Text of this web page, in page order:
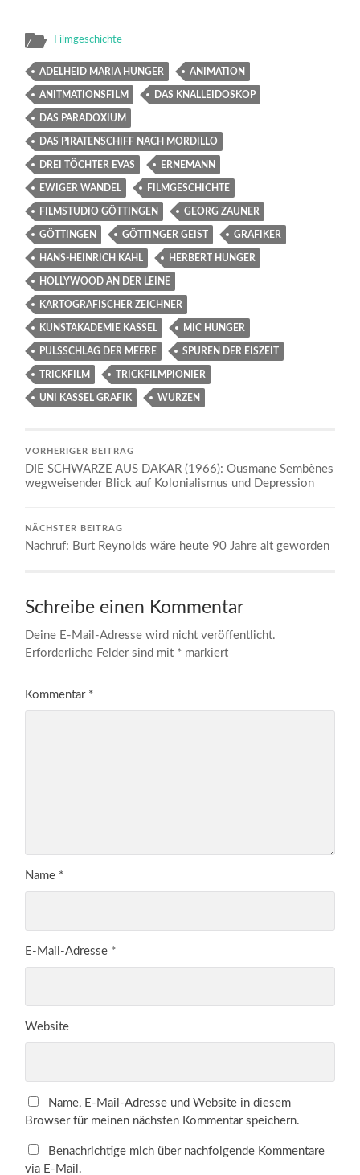
Filmgeschichte
ADELHEID MARIA HUNGER ANIMATION
ANITMATIONSFILM DAS KNALLEIDOSKOP
DAS PARADOXIUM
DAS PIRATENSCHIFF NACH MORDILLO
DREI TÖCHTER EVAS ERNEMANN
EWIGER WANDEL FILMGESCHICHTE
FILMSTUDIO GÖTTINGEN GEORG ZAUNER
GÖTTINGEN GÖTTINGER GEIST GRAFIKER
HANS-HEINRICH KAHL HERBERT HUNGER
HOLLYWOOD AN DER LEINE
KARTOGRAFISCHER ZEICHNER
KUNSTAKADEMIE KASSEL MIC HUNGER
PULSSCHLAG DER MEERE SPUREN DER EISZEIT
TRICKFILM TRICKFILMPIONIER
UNI KASSEL GRAFIK WURZEN
VORHERIGER BEITRAG
DIE SCHWARZE AUS DAKAR (1966): Ousmane Sembènes
wegweisender Blick auf Kolonialismus und Depression
NÄCHSTER BEITRAG
Nachruf: Burt Reynolds wäre heute 90 Jahre alt geworden
Schreibe einen Kommentar
Deine E-Mail-Adresse wird nicht veröffentlicht.
Erforderliche Felder sind mit * markiert
Kommentar *
Name *
E-Mail-Adresse *
Website
Name, E-Mail-Adresse und Website in diesem
Browser für meinen nächsten Kommentar speichern.
Benachrichtige mich über nachfolgende Kommentare
via E-Mail.